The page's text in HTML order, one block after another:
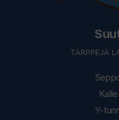
TÄRPPEJÄ
Y-